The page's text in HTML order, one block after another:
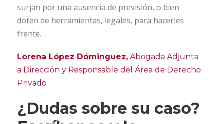
surjan por una ausencia de previsión, o bien
doten de herramientas, legales, para hacerles
frente.
Lorena López Dóminguez, Abogada Adjunta
a Dirección y Responsable del Área de Derecho
Privado
¿Dudas sobre su caso?